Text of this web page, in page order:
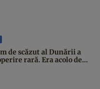
de scăzut al Dunării a
rară. Era acolo de...